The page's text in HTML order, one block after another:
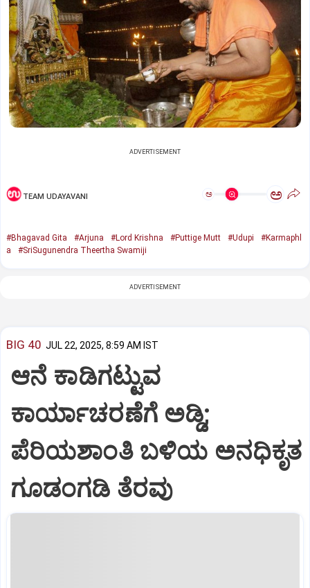
ADVERTISEMENT
TEAM UDAYAVANI ಅ ಅ
#Bhagavad Gita #Arjuna #Lord Krishna #Puttige Mutt #Udupi
#Karmaphl
a
#SriSugunendra Theertha Swamiji
ADVERTISEMENT
BIG 40 JUL 22, 2025, 8:59 AM IST
ಆನೆ ಕಾಡಿಗಟ್ಟುವ
ಕಾರ್ಯಾಚರಣೆಗೆ ಅಡ್ಡಿ;
ಪೆರಿಯಶಾಂತಿ ಬಳಿಯ ಅನಧಿಕೃತ
ಗೂಡಂಗಡಿ ತೆರವು